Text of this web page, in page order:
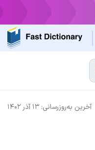
آخرین به‌روزرسانی: ۱۳ آذر ۱۴۰۲